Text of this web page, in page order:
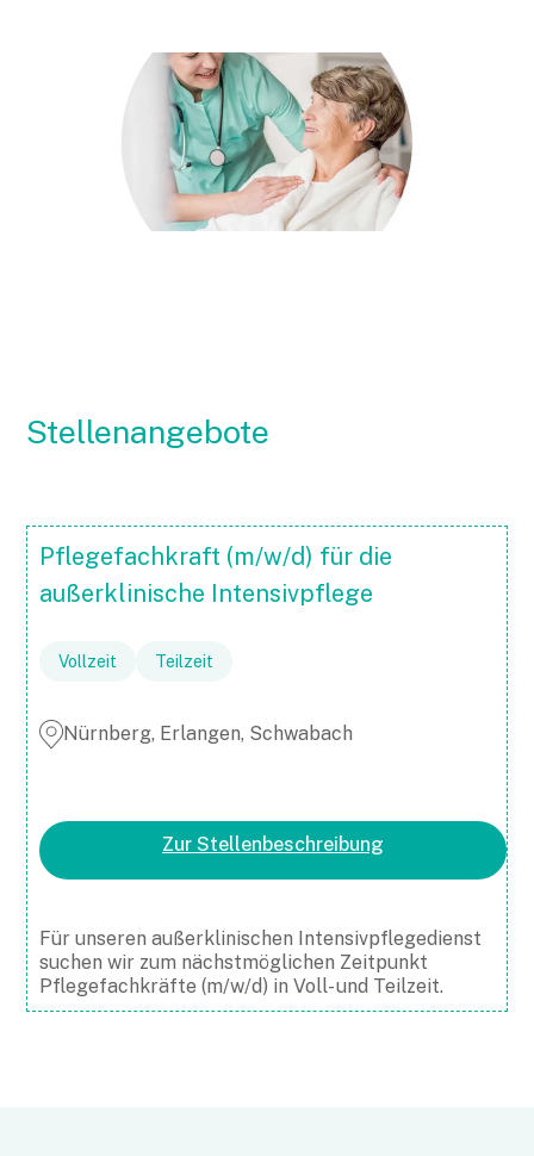
Stellenangebote
Pflegefachkraft (m/w/d) für die
außerklinische Intensivpflege
Vollzeit Teilzeit
Nürnberg, Erlangen, Schwabach
Zur Stellenbeschreibung
Für unseren außerklinischen Intensivpflegedienst
suchen wir zum nächstmöglichen Zeitpunkt
Pflegefachkräfte (m/w/d) in Voll- und Teilzeit.